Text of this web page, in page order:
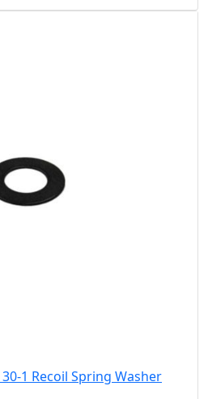
30-1 Recoil Spring Washer